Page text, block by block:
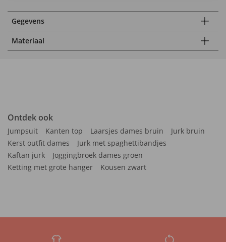
Gegevens
Materiaal
Ontdek ook
Jumpsuit Kanten top Laarsjes dames bruin
Jurk bruin
Kerst outfit dames
Jurk met spaghettibandjes
Kaftan jurk
Joggingbroek dames groen
Ketting met grote hanger
Kousen zwart